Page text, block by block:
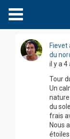
Récits
Carnets
Films
Fievet
du
il y a 4
Tour
Un
du
frais
Nous